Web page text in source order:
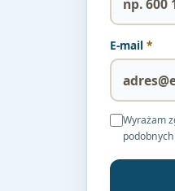
E-mail *
Wyrażam